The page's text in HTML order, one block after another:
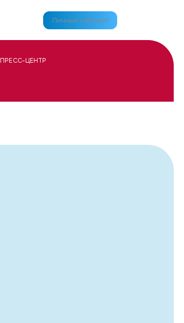
Личный кабинет
ПРЕСС-ЦЕНТР